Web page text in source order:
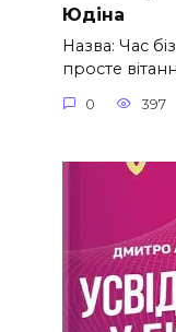
Юдіна
Назва: Час
просте
0 397